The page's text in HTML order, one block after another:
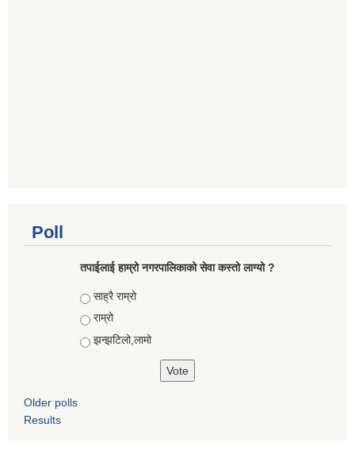
Poll
तपाईलाई हाम्रो नगरपालिकाको सेवा कस्तो लाग्यो ?
Choices
साह्रै राम्रो
राम्रो
झन्झटिलो,लामो
Older polls
Results